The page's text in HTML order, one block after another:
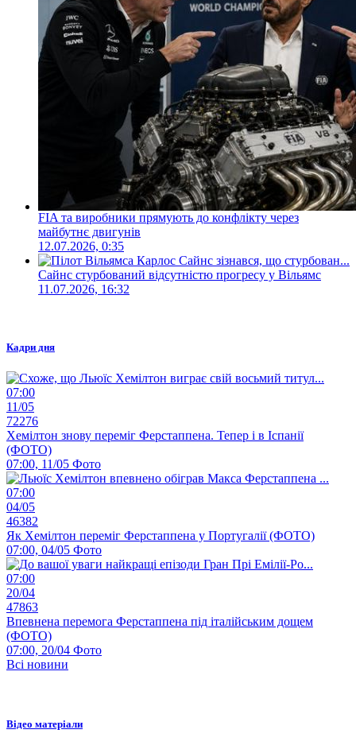
FIA та виробники прямують до конфлікту через
майбутнє двигунів
12.07.2026, 0:35
Сайнс стурбований відсутністю прогресу у Вільямс
11.07.2026, 16:32
Кадри дня
07:00
11/05
72276
Хемілтон знову переміг Ферстаппена. Тепер і в Іспанії
(ФОТО)
07:00, 11/05 Фото
07:00
04/05
46382
Як Хемілтон переміг Ферстаппена у Португалії (ФОТО)
07:00, 04/05 Фото
07:00
20/04
47863
Впевнена перемога Ферстаппена під італійським дощем
(ФОТО)
07:00, 20/04 Фото
Всі новини
Відео матеріали